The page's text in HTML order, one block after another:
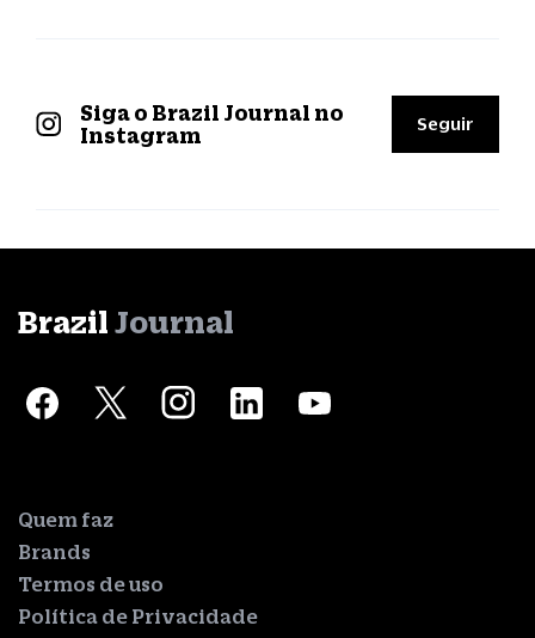
Siga o Brazil Journal no
Instagram
Seguir
Brazil Journal
Quem faz
Brands
Termos de uso
Política de Privacidade